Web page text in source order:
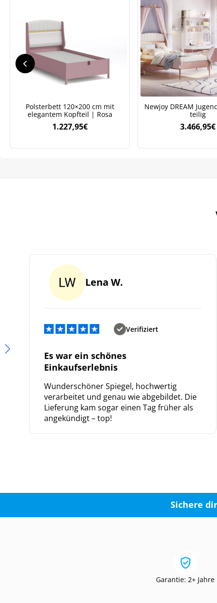
Polsterbett 120×200 cm mit
elegantem Kopfteil | Rosa
1.227,95€
Newjoy DREAM
teilig
3.466,95€
Lena W.
Verifiziert
Es war ein schönes
Einkaufserlebnis
Wunderschöner Spiegel, hochwertig
verarbeitet und genau wie abgebildet. Die
Lieferung kam sogar einen Tag früher als
angekündigt – top!
Sichere
Garantie: 2+ Jahre